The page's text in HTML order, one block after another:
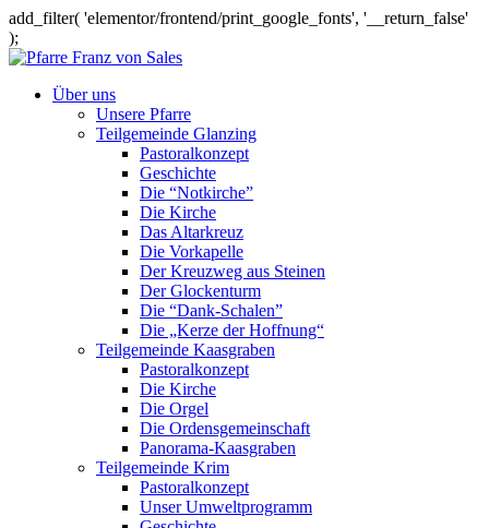
add_filter( 'elementor/frontend/print_google_fonts', '__return_false'
);
Über uns
Unsere Pfarre
Teilgemeinde Glanzing
Pastoralkonzept
Geschichte
Die “Notkirche”
Die Kirche
Das Altarkreuz
Die Vorkapelle
Der Kreuzweg aus Steinen
Der Glockenturm
Die “Dank-Schalen”
Die „Kerze der Hoffnung“
Teilgemeinde Kaasgraben
Pastoralkonzept
Die Kirche
Die Orgel
Die Ordensgemeinschaft
Panorama-Kaasgraben
Teilgemeinde Krim
Pastoralkonzept
Unser Umweltprogramm